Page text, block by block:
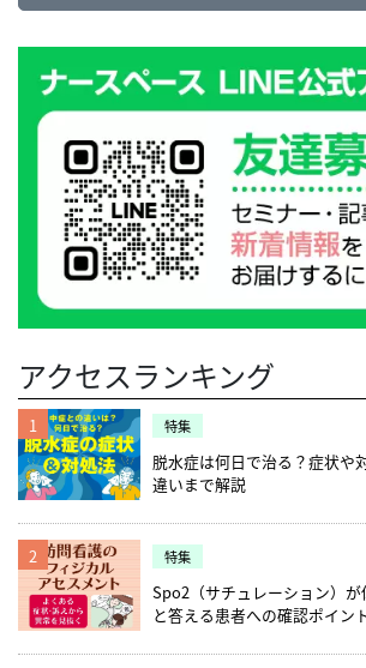
アクセスランキング
1 特集
脱水症は何日で治る？症状や
違いまで解説
2 特集
Spo2（サチュレーション）が
と答える患者への確認ポイン